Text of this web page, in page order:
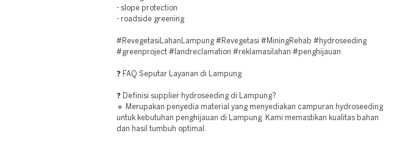
- slope protection
- roadside greening
#RevegetasiLahanLampung #Revegetasi #MiningRehab #hydroseeding
#greenproject #landreclamation #reklamasilahan #penghijauan
❓ FAQ Seputar Layanan di Lampung
❓ Definisi supplier hydroseeding di Lampung?
🔹 Merupakan penyedia material yang menyediakan campuran hydroseeding
untuk kebutuhan penghijauan di Lampung. Kami memastikan kualitas bahan
dan hasil tumbuh optimal.